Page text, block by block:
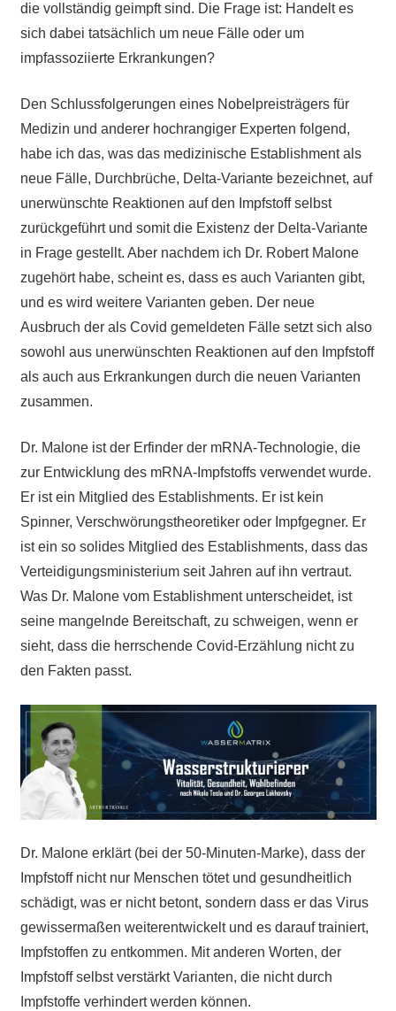
die vollständig geimpft sind. Die Frage ist: Handelt es
sich dabei tatsächlich um neue Fälle oder um
impfassoziierte Erkrankungen?
Den Schlussfolgerungen eines Nobelpreisträgers für
Medizin und anderer hochrangiger Experten folgend,
habe ich das, was das medizinische Establishment als
neue Fälle, Durchbrüche, Delta-Variante bezeichnet, auf
unerwünschte Reaktionen auf den Impfstoff selbst
zurückgeführt und somit die Existenz der Delta-Variante
in Frage gestellt. Aber nachdem ich Dr. Robert Malone
zugehört habe, scheint es, dass es auch Varianten gibt,
und es wird weitere Varianten geben. Der neue
Ausbruch der als Covid gemeldeten Fälle setzt sich also
sowohl aus unerwünschten Reaktionen auf den Impfstoff
als auch aus Erkrankungen durch die neuen Varianten
zusammen.
Dr. Malone ist der Erfinder der mRNA-Technologie, die
zur Entwicklung des mRNA-Impfstoffs verwendet wurde.
Er ist ein Mitglied des Establishments. Er ist kein
Spinner, Verschwörungstheoretiker oder Impfgegner. Er
ist ein so solides Mitglied des Establishments, dass das
Verteidigungsministerium seit Jahren auf ihn vertraut.
Was Dr. Malone vom Establishment unterscheidet, ist
seine mangelnde Bereitschaft, zu schweigen, wenn er
sieht, dass die herrschende Covid-Erzählung nicht zu
den Fakten passt.
Dr. Malone erklärt (bei der 50-Minuten-Marke), dass der
Impfstoff nicht nur Menschen tötet und gesundheitlich
schädigt, was er nicht betont, sondern dass er das Virus
gewissermaßen weiterentwickelt und es darauf trainiert,
Impfstoffen zu entkommen. Mit anderen Worten, der
Impfstoff selbst verstärkt Varianten, die nicht durch
Impfstoffe verhindert werden können.